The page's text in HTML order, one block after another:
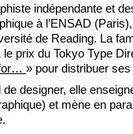
indépendante et
à l’ENSAD
de Reading. La
le prix du Tokyo Type
» pour distribuer
designer, elle
et mène en